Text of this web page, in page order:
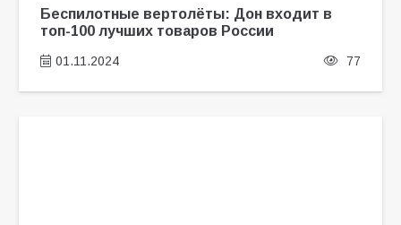
Беспилотные вертолёты: Дон входит в
топ-100 лучших товаров России
01.11.2024 77